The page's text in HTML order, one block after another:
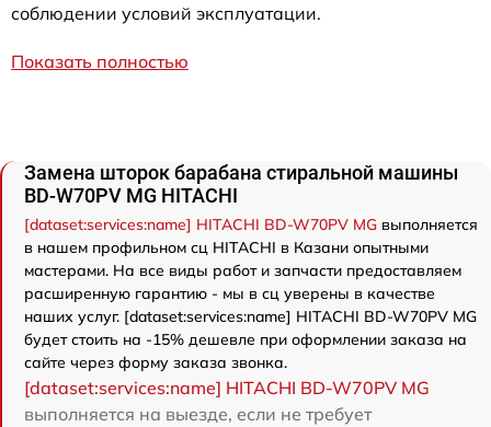
соблюдении условий эксплуатации.
Показать полностью
Замена шторок барабана стиральной машины
BD-W70PV MG HITACHI
[dataset:services:name] HITACHI BD-W70PV MG выполняется
в нашем профильном сц HITACHI в Казани опытными
мастерами. На все виды работ и запчасти предоставляем
расширенную гарантию - мы в сц уверены в качестве
наших услуг. [dataset:services:name] HITACHI BD-W70PV MG
будет стоить на -15% дешевле при оформлении заказа на
сайте через форму заказа звонка.
[dataset:services:name] HITACHI BD-W70PV MG
выполняется на выезде, если не требует